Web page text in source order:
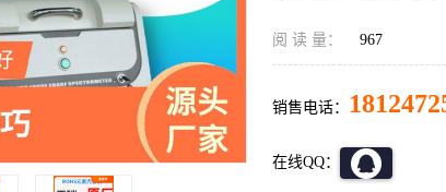
阅 读 量： 967
销售电话：
在线QQ：